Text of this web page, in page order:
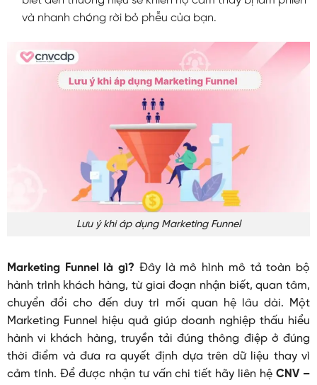
và nhanh chóng rời bỏ phễu của bạn.
Lưu ý khi áp dụng Marketing Funnel
Marketing Funnel là gì? Đây là mô hình mô tả toàn bộ
hành trình khách hàng, từ giai đoạn nhận biết, quan tâm,
chuyển đổi cho đến duy trì mối quan hệ lâu dài. Một
Marketing Funnel hiệu quả giúp doanh nghiệp thấu hiểu
hành vi khách hàng, truyền tải đúng thông điệp ở đúng
thời điểm và đưa ra quyết định dựa trên dữ liệu thay vì
cảm tính. Để được nhận tư vấn chi tiết hãy liên hệCNV –